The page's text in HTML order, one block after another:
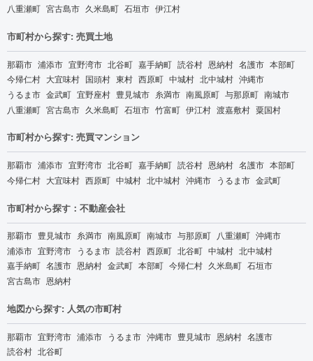
八重瀬町 宮古島市 久米島町 石垣市 伊江村
市町村から探す: 売買土地
那覇市 浦添市 宜野湾市 北谷町 嘉手納町 読谷村 恩納村 名護市 本部町
今帰仁村 大宜味村 国頭村 東村 西原町 中城村 北中城村 沖縄市
うるま市 金武町 宜野座村 豊見城市 糸満市 南風原町 与那原町 南城市
八重瀬町 宮古島市 久米島町 石垣市 竹富町 伊江村 渡嘉敷村 粟国村
市町村から探す: 売買マンション
那覇市 浦添市 宜野湾市 北谷町 嘉手納町 読谷村 恩納村 名護市 本部町
今帰仁村 大宜味村 西原町 中城村 北中城村 沖縄市 うるま市 金武町
市町村から探す：不動産会社
那覇市 豊見城市 糸満市 南風原町 南城市 与那原町 八重瀬町 沖縄市
浦添市 宜野湾市 うるま市 読谷村 西原町 北谷町 中城村 北中城村
嘉手納町 名護市 恩納村 金武町 本部町 今帰仁村 久米島町 石垣市
宮古島市 恩納村
地図から探す: 人気の市町村
那覇市 宜野湾市 浦添市 うるま市 沖縄市 豊見城市 恩納村 名護市
読谷村 北谷町